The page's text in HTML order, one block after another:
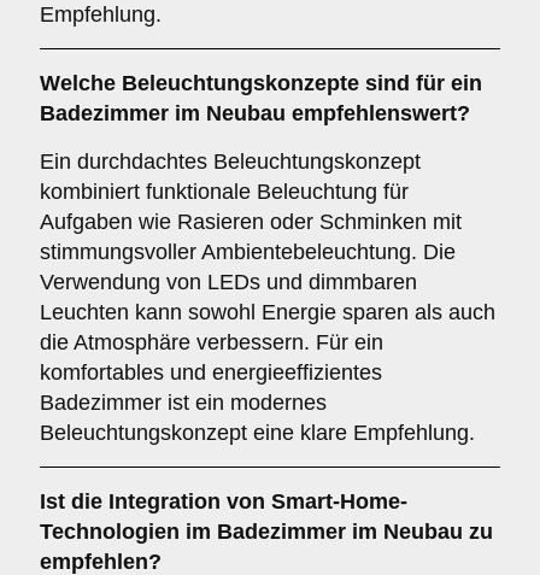
Empfehlung.
Welche Beleuchtungskonzepte sind für ein
Badezimmer im Neubau empfehlenswert?
Ein durchdachtes Beleuchtungskonzept
kombiniert funktionale Beleuchtung für
Aufgaben wie Rasieren oder Schminken mit
stimmungsvoller Ambientebeleuchtung. Die
Verwendung von LEDs und dimmbaren
Leuchten kann sowohl Energie sparen als auch
die Atmosphäre verbessern. Für ein
komfortables und energieeffizientes
Badezimmer ist ein modernes
Beleuchtungskonzept eine klare Empfehlung.
Ist die Integration von Smart-Home-
Technologien im Badezimmer im Neubau zu
empfehlen?